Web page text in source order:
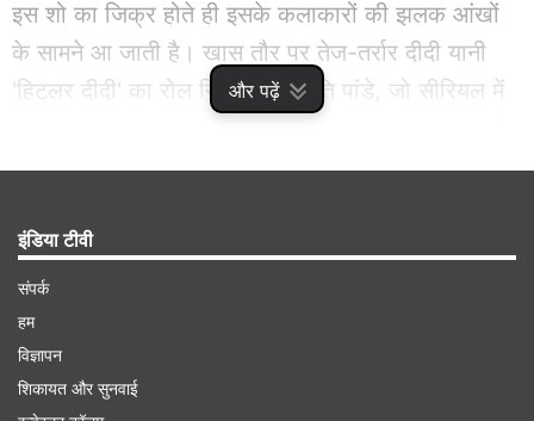
और पढ़ें
इस शो का जिक्र होते ही इसके कलाकारों की झलक आंखों
के सामने आ जाती है। खास तौर पर तेज-तर्रार दीदी यानी
'हिटलर दीदी' का रोल निभाने वालीं रति पांडे, जो सीरियल में
हैं।
इंडिया टीवी
संपर्क
हम
विज्ञापन
शिकायत और सुनवाई